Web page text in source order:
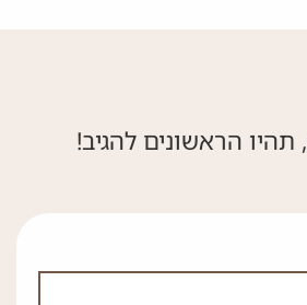
תהיו הראשונים להגיב!
אל תמלא את השדה הזה